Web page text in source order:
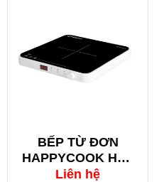
BẾP TỪ ĐƠN
HAPPYCOOK HSI-
200KS
Liên hệ